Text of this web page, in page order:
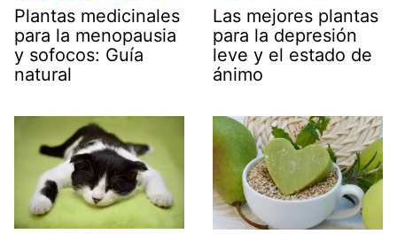
Plantas medicinales
para la menopausia
y sofocos: Guía
natural
Las mejores plantas
para la depresión
leve y el estado de
ánimo